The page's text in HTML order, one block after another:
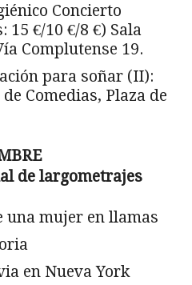
Concierto
15 €/10 €/8 €) Sala
Complutense 19.
para soñar (II):
Comedias, Plaza de
de largometrajes
una mujer en llamas
en Nueva York